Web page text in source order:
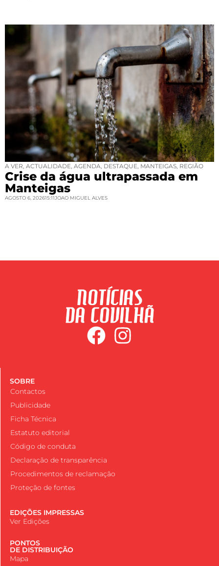
A VER ACTUALIDADE AGENDA DESTAQUE MANTEIGAS REGIÃO
Crise da água ultrapassada em
Manteigas
AGOSTO 6, 202615:11JOAO MIGUEL ALVES
SOBRE
Contactos
Publicidade
Ficha Técnica
Estatuto editorial
Código de conduta
Declaração de transparência
Procedimentos de reclamação
Proteção de fontes
EDIÇÕES IMPRESSAS
Ver Edições
PONTOS
DE DISTRIBUIÇÃO
Mapa